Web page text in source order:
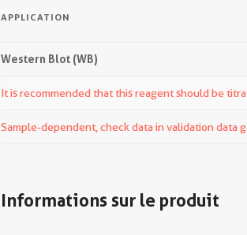
APPLICATION
Western Blot (WB)
It is recommended that this reagent should be
Sample-dependent, check data in validation data
Informations sur le produit